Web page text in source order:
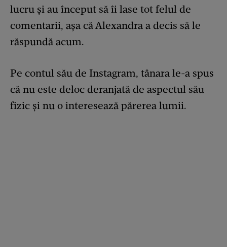
lucru și au început să îi lase tot felul de
comentarii, așa că Alexandra a decis să le
răspundă acum.
Pe contul său de Instagram, tânara le-a spus
că nu este deloc deranjată de aspectul său
fizic și nu o interesează părerea lumii.